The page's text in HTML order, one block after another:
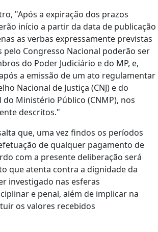
"Após a expiração dos prazos
início a partir da data de publicação
as verbas expressamente previstas
pelo Congresso Nacional poderão ser
do Poder Judiciário e do MP, e,
a emissão de um ato regulamentar
Nacional de Justiça (CNJ) e do
do Ministério Público (CNMP), nos
descritos."
que, uma vez findos os períodos
de qualquer pagamento de
com a presente deliberação será
que atenta contra a dignidade da
investigado nas esferas
e penal, além de implicar na
os valores recebidos